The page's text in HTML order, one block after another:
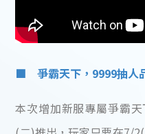
■ 爭霸天下，9999抽人
本次增加新服專屬爭霸